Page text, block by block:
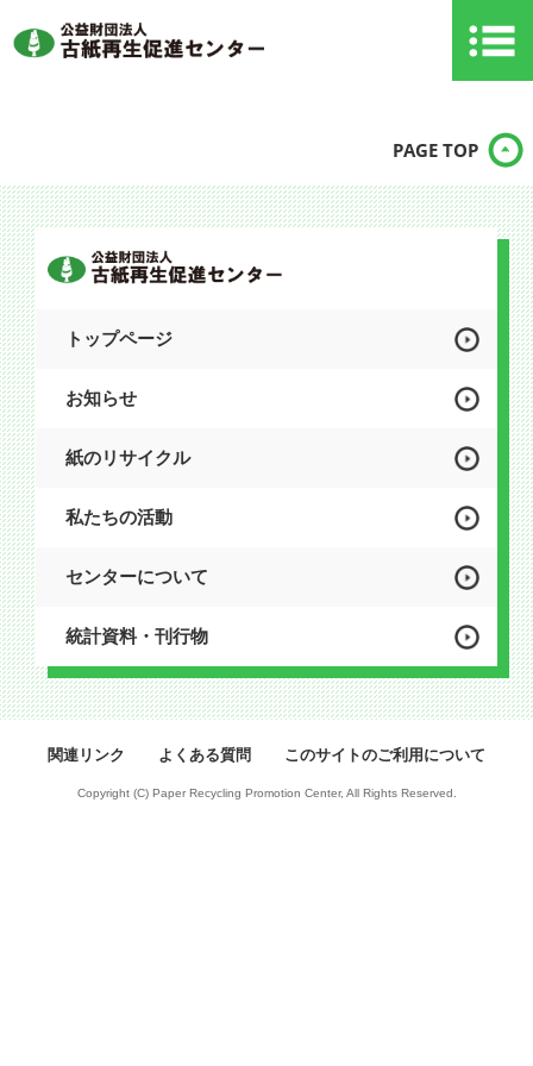
PAGE TOP
トップページ
お知らせ
紙のリサイクル
私たちの活動
センターについて
統計資料・刊行物
関連リンク よくある質問 このサイトのご利用について
Copyright (C) Paper Recycling Promotion Center, All Rights Reserved.